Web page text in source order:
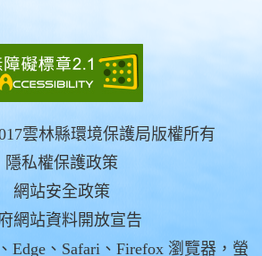
雲林縣環境保護局版權所有
隱私權保護政策
網站安全政策
網站資料開放宣告
Edge、Safari、Firefox 瀏覽器，螢